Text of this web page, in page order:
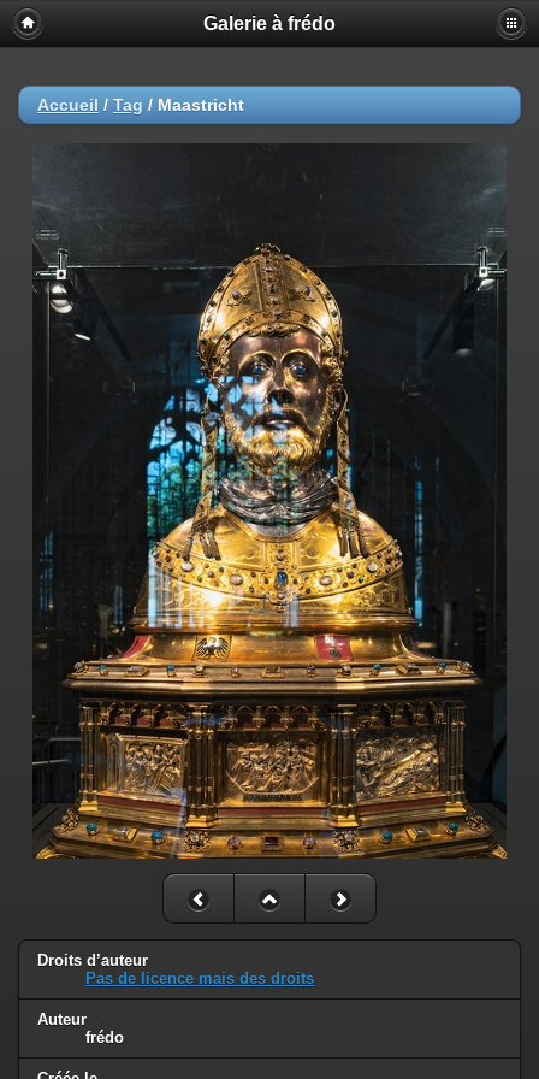
Galerie à frédo
Accueil / Tag / Maastricht
Droits d’auteur
Pas de licence mais des droits
Auteur
frédo